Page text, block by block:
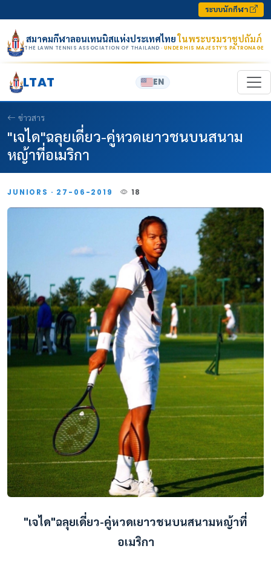
ระบบนักกีฬา
สมาคมกีฬาลอนเทนนิสแห่งประเทศไทยในพระบรมราชูปถัมภ์
THE LAWN TENNIS ASSOCIATION OF THAILAND · UNDER HIS MAJESTY’S PATRONAGE
LTAT EN
ข่าวสาร
"เจได"ฉลุยเดี่ยว-คู่หวดเยาวชนบนสนาม
หญ้าที่อเมริกา
JUNIORS · 27-06-2019 18
"เจได"ฉลุยเดี่ยว-คู่หวดเยาวชนบนสนามหญ้าที่
อเมริกา